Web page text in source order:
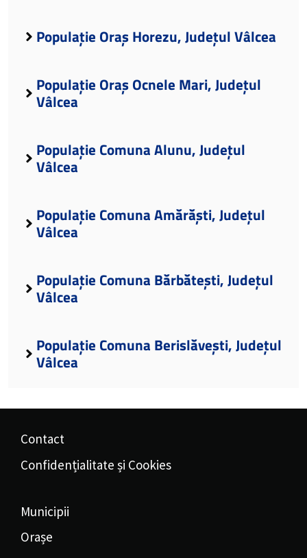
Populație Oraș Horezu, Județul Vâlcea
Populație Oraș Ocnele Mari, Județul
Vâlcea
Populație Comuna Alunu, Județul
Vâlcea
Populație Comuna Amărăști, Județul
Vâlcea
Populație Comuna Bărbătești, Județul
Vâlcea
Populație Comuna Berislăvești, Județul
Vâlcea
Contact
Confidențialitate și Cookies
Municipii
Orașe